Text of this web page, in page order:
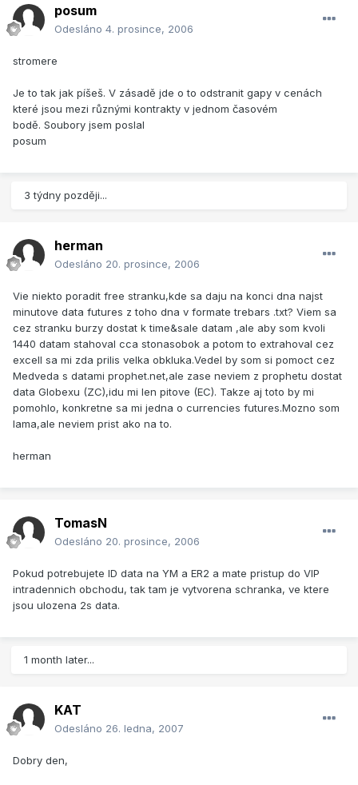
posum
Odesláno 4. prosince, 2006
stromere
Je to tak jak píšeš. V zásadě jde o to odstranit gapy v cenách
které jsou mezi různými kontrakty v jednom časovém
bodě. Soubory jsem poslal
posum
3 týdny později...
herman
Odesláno 20. prosince, 2006
Vie niekto poradit free stranku,kde sa daju na konci dna najst
minutove data futures z toho dna v formate trebars .txt? Viem sa
cez stranku burzy dostat k time&sale datam ,ale aby som kvoli
1440 datam stahoval cca stonasobok a potom to extrahoval cez
excell sa mi zda prilis velka obkluka.Vedel by som si pomoct cez
Medveda s datami prophet.net,ale zase neviem z prophetu dostat
data Globexu (ZC),idu mi len pitove (EC). Takze aj toto by mi
pomohlo, konkretne sa mi jedna o currencies futures.Mozno som
lama,ale neviem prist ako na to.
herman
TomasN
Odesláno 20. prosince, 2006
Pokud potrebujete ID data na YM a ER2 a mate pristup do VIP
intradennich obchodu, tak tam je vytvorena schranka, ve ktere
jsou ulozena 2s data.
1 month later...
KAT
Odesláno 26. ledna, 2007
Dobry den,